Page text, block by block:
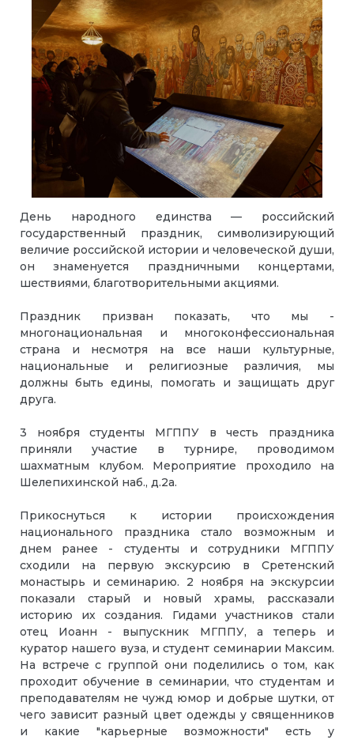
День народного единства — российский
государственный праздник, символизирующий
величие российской истории и человеческой души,
он знаменуется праздничными концертами,
шествиями, благотворительными акциями.
Праздник призван показать, что мы -
многонациональная и многоконфессиональная
страна и несмотря на все наши культурные,
национальные и религиозные различия, мы
должны быть едины, помогать и защищать друг
друга.
3 ноября студенты МГППУ в честь праздника
приняли участие в турнире, проводимом
шахматным клубом. Мероприятие проходило на
Шелепихинской наб., д.2а.
Прикоснуться к истории происхождения
национального праздника стало возможным и
днем ранее - студенты и сотрудники МГППУ
сходили на первую экскурсию в Сретенский
монастырь и семинарию. 2 ноября на экскурсии
показали старый и новый храмы, рассказали
историю их создания. Гидами участников стали
отец Иоанн - выпускник МГППУ, а теперь и
куратор нашего вуза, и студент семинарии Максим.
На встрече с группой они поделились о том, как
проходит обучение в семинарии, что студентам и
преподавателям не чужд юмор и добрые шутки, от
чего зависит разный цвет одежды у священников
и какие "карьерные возможности" есть у